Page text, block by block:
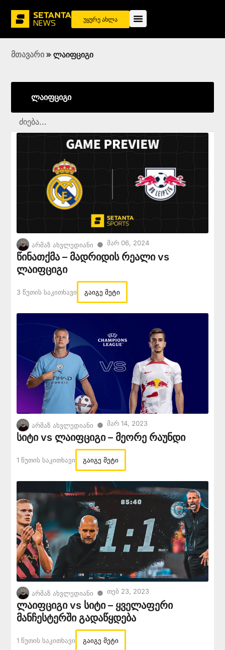
უყურე ახლა
მთავარი » ლაიფციგი
ლაიფციგი
არმაზ ახვლედიანი ● Მარ 06, 2024
წინათქმა – მადრიდის რეალი vs
ლაიფციგი
3 Წუთის Საკითხავი გაიგე მეტი
არმაზ ახვლედიანი ● Მარ 14, 2023
სიტი vs ლაიფციგი – მეორე რაუნდი
1 Წუთის Საკითხავი გაიგე მეტი
არმაზ ახვლედიანი ● Თებ 23, 2023
ლაიფციგი vs სიტი – ყველაფერი
მანჩესტერში გადაწყდება
1 Წუთის Საკითხავი გაიგე მეტი